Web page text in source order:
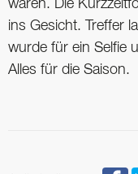
waren. Die
ins Gesicht. Treffer
wurde für ein Selfie
Alles für die Saison.